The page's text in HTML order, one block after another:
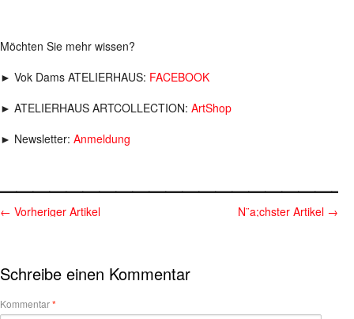
Möchten Sie mehr wissen?
► Vok Dams ATELIERHAUS: FACEBOOK
► ATELIERHAUS ARTCOLLECTION: ArtShop
► Newsletter: Anmeldung
← Vorheriger Artikel N¨a;chster Artikel →
Schreibe einen Kommentar
Kommentar*